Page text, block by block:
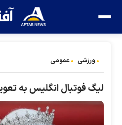
ورزشی عمومی
لیگ فوتبال انگلیس به